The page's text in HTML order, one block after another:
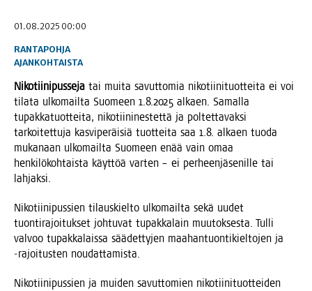
01.08.2025 00:00
RANTAPOHJA
AJANKOHTAISTA
Niko­tii­ni­pus­se­ja tai mui­ta savut­to­mia niko­tii­ni­tuot­tei­ta ei voi
tila­ta ulko­mail­ta Suo­meen 1.8.2025 alkaen. Samal­la
tupak­ka­tuot­tei­ta, niko­tii­ni­nes­tet­tä ja pol­tet­ta­vak­si
tar­koi­tet­tu­ja kas­vi­pe­räi­siä tuot­tei­ta saa 1.8. alkaen tuo­da
muka­naan ulko­mail­ta Suo­meen enää vain omaa
hen­ki­lö­koh­tais­ta käyt­töä var­ten – ei per­heen­jä­se­nil­le tai
lahjaksi.
Niko­tii­ni­pus­sien tilaus­kiel­to ulko­mail­ta sekä uudet
tuon­ti­ra­joi­tuk­set joh­tu­vat tupak­ka­lain muu­tok­ses­ta. Tul­li
val­voo tupak­ka­lais­sa sää­det­ty­jen maa­han­tuon­ti­kiel­to­jen ja
‑rajoi­tus­ten noudattamista.
Niko­tii­ni­pus­sien ja mui­den savut­to­mien niko­tii­ni­tuot­tei­den